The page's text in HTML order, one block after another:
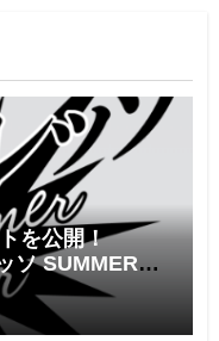
を公開！
ソ SUMMER